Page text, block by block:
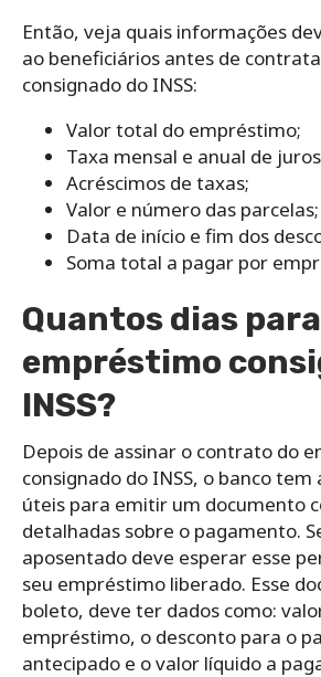
Então, veja quais informações
ao beneficiários antes de
consignado do INSS:
Valor total do empréstimo;
Taxa mensal e anual de
Acréscimos de taxas;
Valor e número das parcelas;
Data de início e fim dos
Soma total a pagar por
Quantos dias
empréstimo
INSS?
Depois de assinar o contrato do
consignado do INSS, o banco tem
úteis para emitir um documento
detalhadas sobre o pagamento.
aposentado deve esperar esse
seu empréstimo liberado. Esse
boleto, deve ter dados como:
empréstimo, o desconto para o
antecipado e o valor líquido a